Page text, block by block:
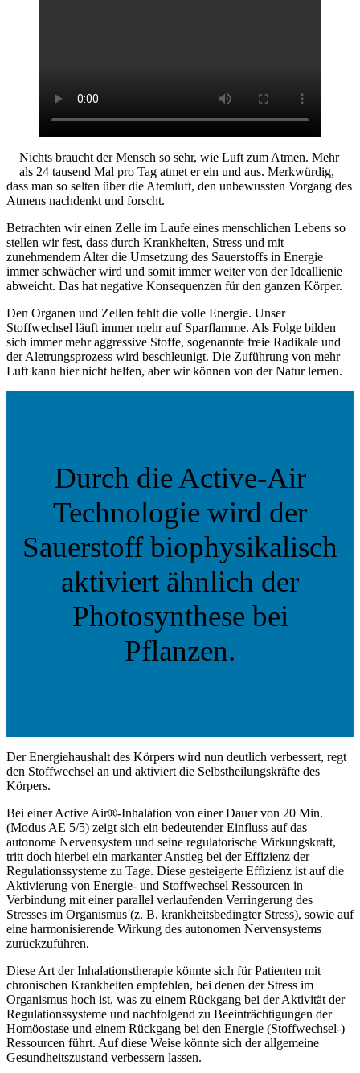
Nichts braucht der Mensch so sehr, wie Luft zum Atmen. Mehr
als 24 tausend Mal pro Tag atmet er ein und aus. Merkwürdig,
dass man so selten über die Atemluft, den unbewussten Vorgang des
Atmens nachdenkt und forscht.
Betrachten wir einen Zelle im Laufe eines menschlichen Lebens so
stellen wir fest, dass durch Krankheiten, Stress und mit
zunehmendem Alter die Umsetzung des Sauerstoffs in Energie
immer schwächer wird und somit immer weiter von der Ideallienie
abweicht. Das hat negative Konsequenzen für den ganzen Körper.
Den Organen und Zellen fehlt die volle Energie. Unser
Stoffwechsel läuft immer mehr auf Sparflamme. Als Folge bilden
sich immer mehr aggressive Stoffe, sogenannte freie Radikale und
der Aletrungsprozess wird beschleunigt. Die Zuführung von mehr
Luft kann hier nicht helfen, aber wir können von der Natur lernen.
Durch die Active-Air
Technologie wird der
Sauerstoff biophysikalisch
aktiviert ähnlich der
Photosynthese bei
Pflanzen.
Der Energiehaushalt des Körpers wird nun deutlich verbessert, regt
den Stoffwechsel an und aktiviert die Selbstheilungskräfte des
Körpers.
Bei einer Active Air®-Inhalation von einer Dauer von 20 Min.
(Modus AE 5/5) zeigt sich ein bedeutender Einfluss auf das
autonome Nervensystem und seine regulatorische Wirkungskraft,
tritt doch hierbei ein markanter Anstieg bei der Effizienz der
Regulationssysteme zu Tage. Diese gesteigerte Effizienz ist auf die
Aktivierung von Energie- und Stoffwechsel Ressourcen in
Verbindung mit einer parallel verlaufenden Verringerung des
Stresses im Organismus (z. B. krankheitsbedingter Stress), sowie auf
eine harmonisierende Wirkung des autonomen Nervensystems
zurückzuführen.
Diese Art der Inhalationstherapie könnte sich für Patienten mit
chronischen Krankheiten empfehlen, bei denen der Stress im
Organismus hoch ist, was zu einem Rückgang bei der Aktivität der
Regulationssysteme und nachfolgend zu Beeinträchtigungen der
Homöostase und einem Rückgang bei den Energie (Stoffwechsel-)
Ressourcen führt. Auf diese Weise könnte sich der allgemeine
Gesundheitszustand verbessern lassen.